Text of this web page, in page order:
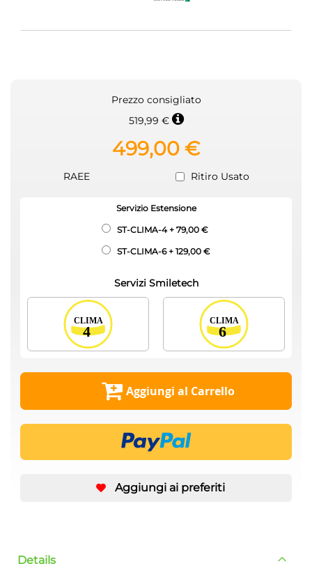
Prezzo consigliato
519,99 €
499,00 €
RAEE Ritiro Usato
Servizio Estensione
ST-CLIMA-4+ 79,00 €
ST-CLIMA-6+ 129,00 €
Servizi Smiletech
Aggiungi al Carrello
Aggiungi ai preferiti
Details